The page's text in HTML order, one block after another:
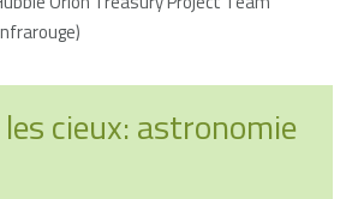
cieux: astronomie